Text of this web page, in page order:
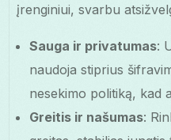
įrenginiui, svarbu
Sauga ir privatumas:
naudoja stiprius
nesekimo politiką, kad
Greitis ir našumas: